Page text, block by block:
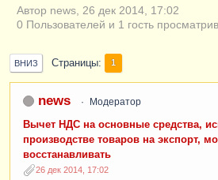
Автор news, 26 дек 2014, 17:02
0 Пользователей и 1 гость
ВНИЗ Страницы 1
news Модератор
Вычет НДС на основные средства,
производстве товаров на экспорт,
восстанавливать
26 дек 2014, 17:02